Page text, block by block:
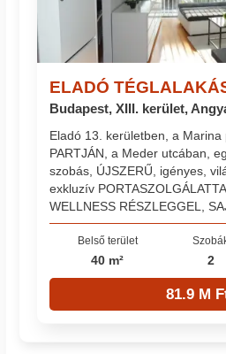
ELADÓ
Budapest, XIII. kerület,
Eladó 13. kerületben, a Marina
PARTJÁN, a Meder utcában,
szobás, ÚJSZERŰ, igényes,
exkluzív
WELLNESS RÉSZLEGGEL,
Belső terület
40 m² 2
81.9 M